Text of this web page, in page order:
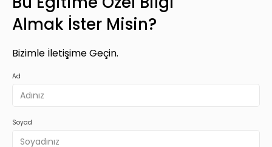
Almak İster Misin?
Bizimle İletişime Geçin.
Ad
Soyad